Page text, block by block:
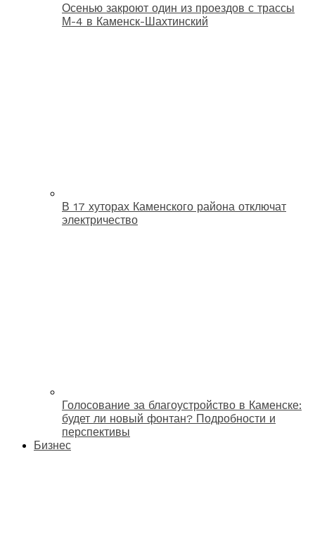
Осенью закроют один из проездов с трассы
М-4 в Каменск-Шахтинский
В 17 хуторах Каменского района отключат
электричество
Голосование за благоустройство в Каменске:
будет ли новый фонтан? Подробности и
перспективы
Бизнес